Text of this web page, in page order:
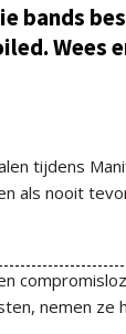
bands
Wees
tijdens
als nooit
nemen ze